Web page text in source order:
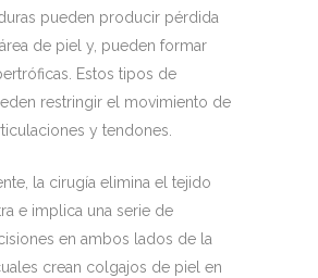
pueden producir pérdida
de piel y, pueden formar
Estos tipos de
restringir el movimiento de
y tendones.
la cirugía elimina el tejido
e implica una serie de
en ambos lados de la
crean colgajos de piel en